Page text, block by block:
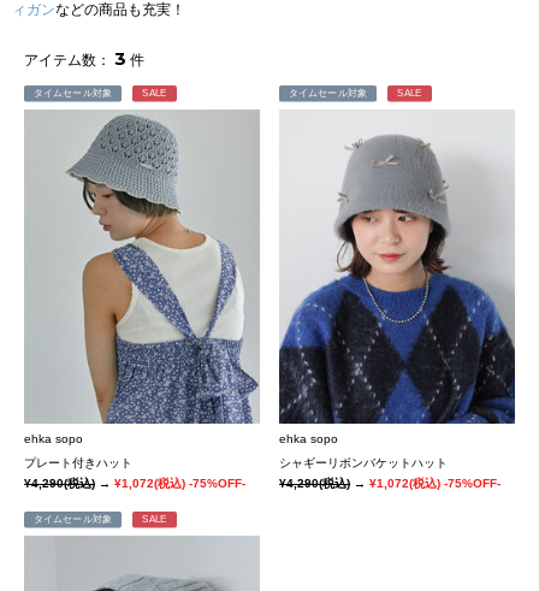
ィガンなどの商品も充実！
アイテム数： 3 件
タイムセール対象 SALE
ehka sopo
プレート付きハット
¥4,290(税込) → ¥1,072(税込) -75%OFF-
タイムセール対象 SALE
ehka sopo
シャギーリボンバケットハット
¥4,290(税込)→¥1,072(税込) -75%OFF-
タイムセール対象 SALE